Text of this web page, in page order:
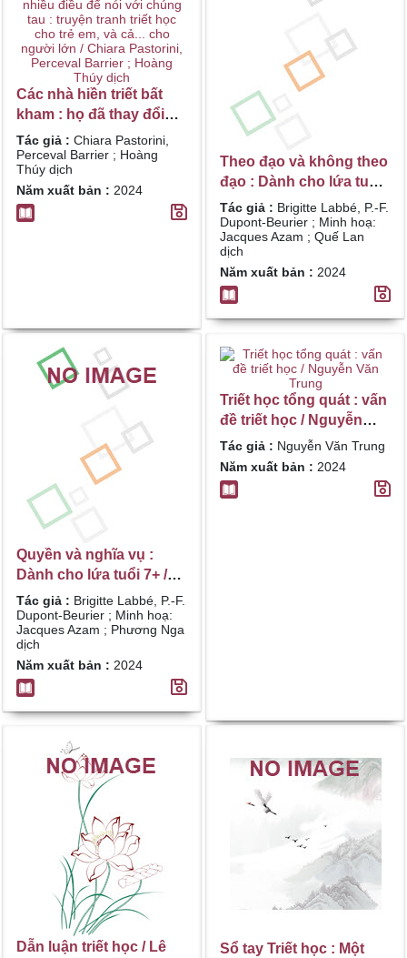
Các nhà hiền triết bất
kham : họ đã thay đổi
cách nghĩ của chúng ta,
họ còn có nhiều điều để
nói với chúng tau :
truyện tranh triết học
cho trẻ em, và cả... cho
Tác giả : Chiara Pastorini,
Perceval Barrier ; Hoàng
Thúy dịch
Năm xuất bản : 2024
Theo đạo và không theo
đạo : Dành cho lứa tuổi
7+ / Brigitte Labbé, P.-F.
Dupont-Beurier ; Minh
hoạ: Jacques Azam ;
Quế Lan dịch
Tác giả : Brigitte Labbé, P.-F.
Dupont-Beurier ; Minh hoạ:
Jacques Azam ; Quế Lan
dịch
Năm xuất bản : 2024
Quyền và nghĩa vụ :
Dành cho lứa tuổi 7+ /
Brigitte Labbé, P.-F.
Dupont-Beurier ; Minh
hoạ: Jacques Azam ;
Phương Nga dịch
Tác giả : Brigitte Labbé, P.-F.
Dupont-Beurier ; Minh hoạ:
Jacques Azam ; Phương Nga
dịch
Năm xuất bản : 2024
Triết học tổng quát : vấn
đề triết học / Nguyễn
Văn Trung
Tác giả : Nguyễn Văn Trung
Năm xuất bản : 2024
Dẫn luận triết học / Lê
Sổ tay Triết học : Một